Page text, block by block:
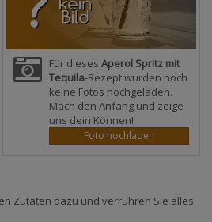
Für dieses Aperol Spritz mit
Tequila-Rezept wurden noch
keine Fotos hochgeladen.
Mach den Anfang und zeige
uns dein Können!
Foto hochladen
Zutaten dazu und verrühren Sie alles